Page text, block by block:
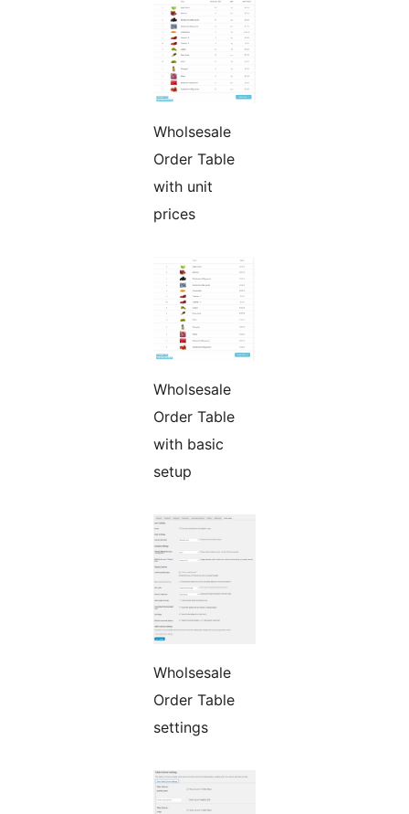
Wholsesale
Order Table
with unit
prices
Wholsesale
Order Table
with basic
setup
Wholsesale
Order Table
settings